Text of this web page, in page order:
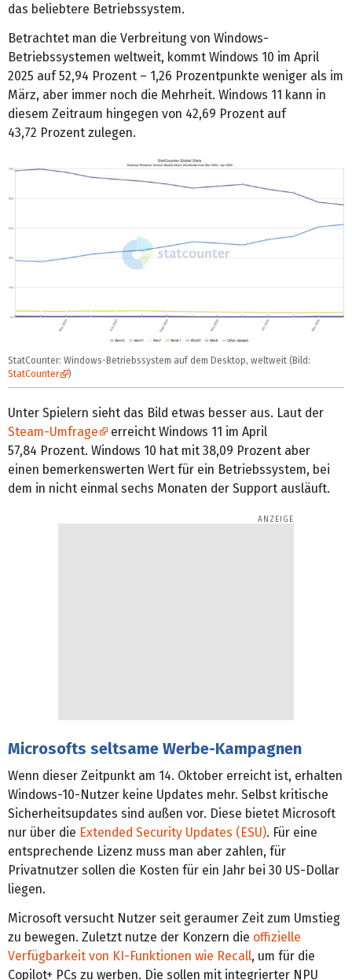
das beliebtere Betriebssystem.
Betrachtet man die Verbreitung von Windows-
Betriebssystemen weltweit, kommt Windows 10 im April
2025 auf 52,94 Prozent – 1,26 Prozentpunkte weniger als im
März, aber immer noch die Mehrheit. Windows 11 kann in
diesem Zeitraum hingegen von 42,69 Prozent auf
43,72 Prozent zulegen.
StatCounter: Windows-Betriebssystem auf dem Desktop, weltweit (Bild:
StatCounter
)
Unter Spielern sieht das Bild etwas besser aus. Laut der
Steam-Umfrage
erreicht Windows 11 im April
57,84 Prozent. Windows 10 hat mit 38,09 Prozent aber
einen bemerkenswerten Wert für ein Betriebssystem, bei
dem in nicht einmal sechs Monaten der Support ausläuft.
Microsofts seltsame Werbe-Kampagnen
Wenn dieser Zeitpunkt am 14. Oktober erreicht ist, erhalten
Windows-10-Nutzer keine Updates mehr. Selbst kritische
Sicherheitsupdates sind außen vor. Diese bietet Microsoft
nur über die Extended Security Updates (ESU). Für eine
entsprechende Lizenz muss man aber zahlen, für
Privatnutzer sollen die Kosten für ein Jahr bei 30 US-Dollar
liegen.
Microsoft versucht Nutzer seit geraumer Zeit zum Umstieg
zu bewegen. Zuletzt nutze der Konzern die offizielle
Verfügbarkeit von KI-Funktionen wie Recall, um für die
Copilot+ PCs zu werben. Die sollen mit integrierter NPU